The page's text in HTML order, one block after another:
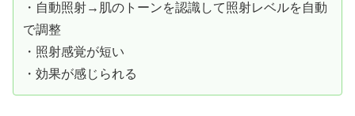
・自動照射→肌のトーンを認識して照射レベルを自動
で調整
・照射感覚が短い
・効果が感じられる